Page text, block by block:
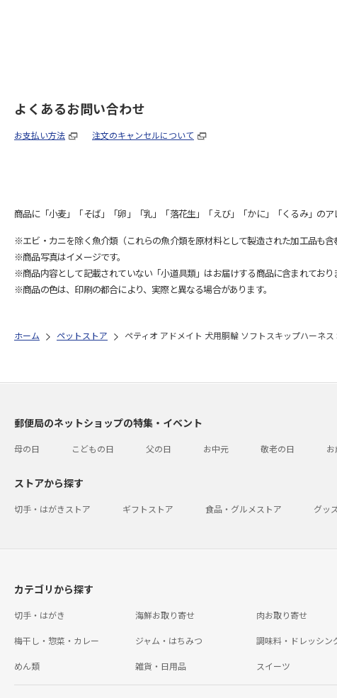
よくあるお問い合わせ
お支払い方法 注文のキャンセルについて
商品に「小麦」「そば」「卵」「乳」「落花生」「えび」「かに」「くるみ」の
※エビ・カニを除く魚介類（これらの魚介類を原材料として製造された加工品も
※商品写真はイメージです。
※商品内容として記載されていない「小道具類」はお届けする商品に含まれており
※商品の色は、印刷の都合により、実際と異なる場合があります。
ホーム ペットストア ペティオ アドメイト 犬用胴輪 ソフトスキップハーネス
郵便局のネットショップの特集・イベント
母の日 こどもの日 父の日 お中元 敬老の日
ストアから探す
切手・はがきストア ギフトストア 食品・グルメストア グッ
カテゴリから探す
切手・はがき 海鮮お取り寄せ 肉お取り寄せ
梅干し・惣菜・カレー ジャム・はちみつ 調味料・ドレッシン
めん類 雑貨・日用品 スイーツ